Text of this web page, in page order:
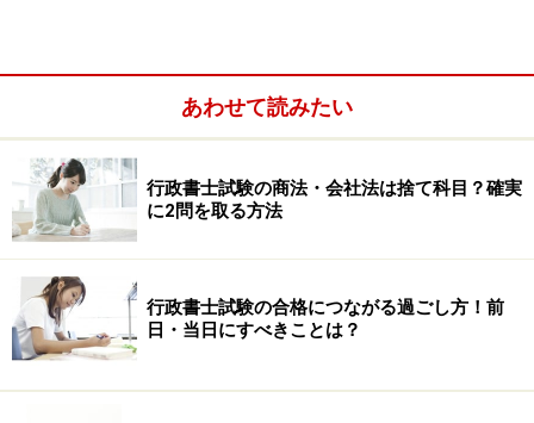
あわせて読みたい
行政書士試験の商法・会社法は捨て科目？確実
に2問を取る方法
行政書士試験の合格につながる過ごし方！前
日・当日にすべきことは？